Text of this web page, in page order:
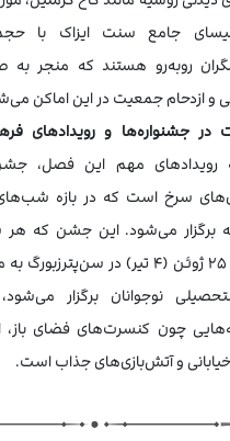
جامع سنت ایزاک با حجم
روبه‌رو هستند که منجر
و ازدحام جمعیت در این اماکن
در جشنواره‌ها و رویدادهای
رویدادهای مهم این فصل،
سرخ است که در بازه
برگزار می‌شود. این جشن که هر
تاریخ ۲۵ ژوئن (۴ تیر) در
نوجوانان برگزار
چون کنسرت‌های فضای باز،
خیابانی و آتش‌بازی‌های جذاب است.